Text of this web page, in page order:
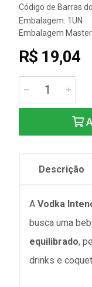
Código de Barras
Embalagem: 1UN
Embalagem Master
R$ 19,04
Descrição
A Vodka
busca uma
equilibrado,
drinks e